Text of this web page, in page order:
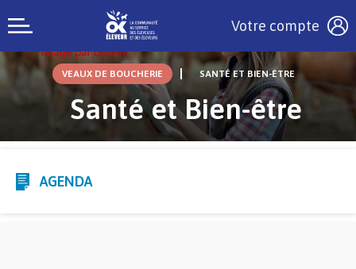
Votre compte
VEAUX DE BOUCHERIE SANTÉ ET BIEN-ÊTRE
Santé et Bien-être
AGENDA